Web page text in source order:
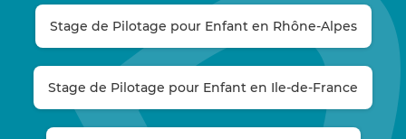
Stage de Pilotage pour Enfant en Rhône-Alpes
Stage de Pilotage pour Enfant en Ile-de-France